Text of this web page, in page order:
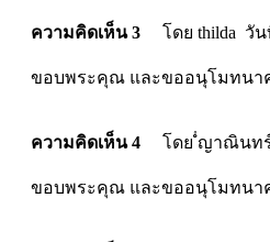
ความคิดเห็น 3 โดย thilda วัน
ขอบพระคุณ และขออนุโมทนา
ความคิดเห็น 4 โดย ํํญาณินทร์
ขอบพระคุณ และขออนุโมทนา